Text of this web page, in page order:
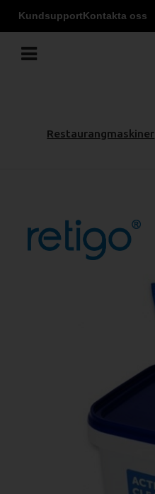
KundsupportKontakta oss
Restaurangmaskiner